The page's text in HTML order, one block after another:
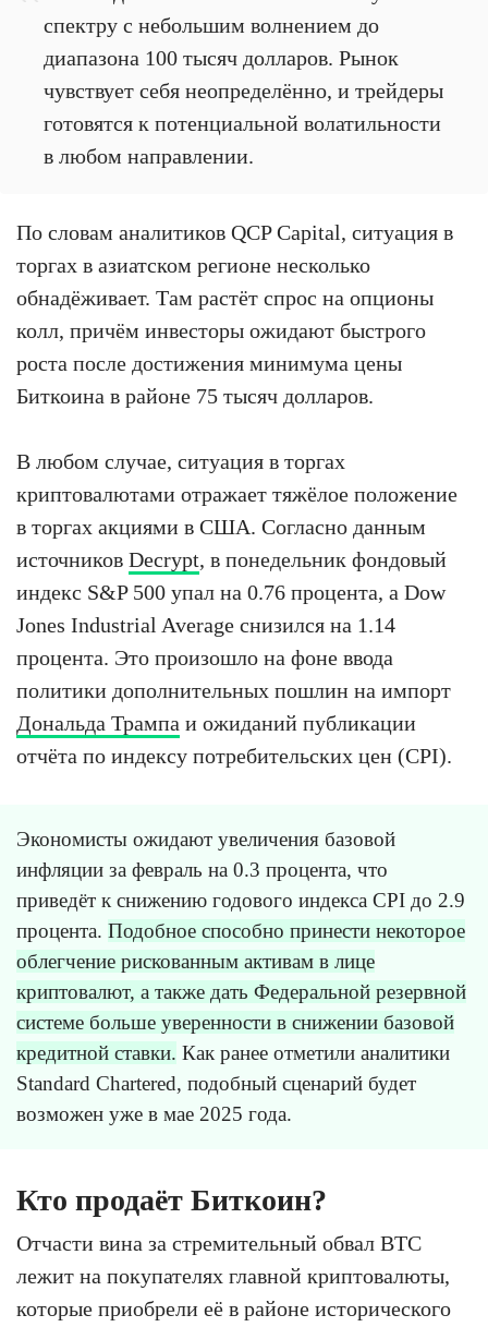
спектру с небольшим волнением до
диапазона 100 тысяч долларов. Рынок
чувствует себя неопределённо, и трейдеры
готовятся к потенциальной волатильности
в любом направлении.
По словам аналитиков QCP Capital, ситуация в
торгах в азиатском регионе несколько
обнадёживает. Там растёт спрос на опционы
колл, причём инвесторы ожидают быстрого
роста после достижения минимума цены
Биткоина в районе 75 тысяч долларов.
В любом случае, ситуация в торгах
криптовалютами отражает тяжёлое положение
в торгах акциями в США. Согласно данным
источников Decrypt, в понедельник фондовый
индекс S&P 500 упал на 0.76 процента, а Dow
Jones Industrial Average снизился на 1.14
процента. Это произошло на фоне ввода
политики дополнительных пошлин на импорт
Дональда Трампа и ожиданий публикации
отчёта по индексу потребительских цен (CPI).
Экономисты ожидают увеличения базовой
инфляции за февраль на 0.3 процента, что
приведёт к снижению годового индекса CPI до 2.9
процента. Подобное способно принести некоторое
облегчение рискованным активам в лице
криптовалют, а также дать Федеральной резервной
системе больше уверенности в снижении базовой
кредитной ставки. Как ранее отметили аналитики
Standard Chartered, подобный сценарий будет
возможен уже в мае 2025 года.
Кто продаёт Биткоин?
Отчасти вина за стремительный обвал BTC
лежит на покупателях главной криптовалюты,
которые приобрели её в районе исторического